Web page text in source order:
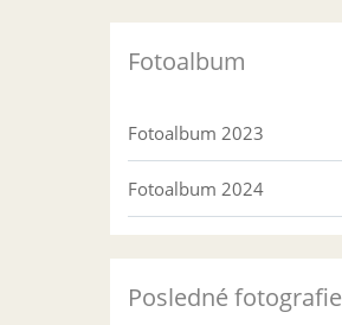
Fotoalbum
Fotoalbum 2023
Fotoalbum 2024
Posledné fotografie